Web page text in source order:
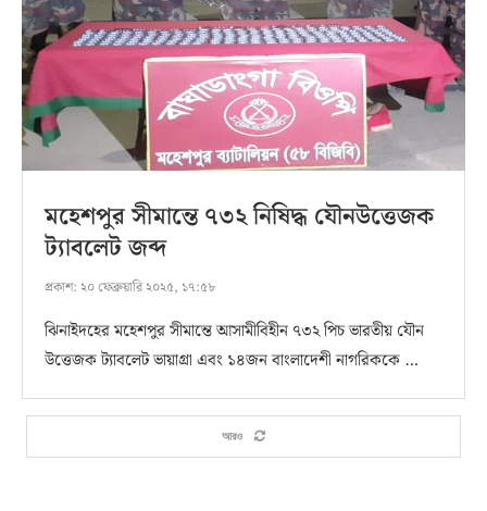
মহেশপুর সীমান্তে ৭৩২ নিষিদ্ধ যৌনউত্তেজক
ট্যাবলেট জব্দ
প্রকাশ: ২০ ফেব্রুয়ারি ২০২৫, ১৭:৫৮
ঝিনাইদহের মহেশপুর সীমান্তে আসামীবিহীন ৭৩২ পিচ ভারতীয় যৌন
উত্তেজক ট্যাবলেট ভায়াগ্রা এবং ১৪জন বাংলাদেশী নাগরিককে …
আরও